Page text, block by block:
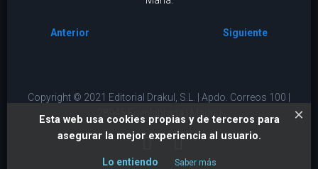
Esta web usa cookies propias y de terceros para
asegurar la mejor experiencia al usuario.
Lo entiendo Saber más
×
Anterior Siguiente
Copyright © 2021 Editorial Drakul, S.L. | Apdo. Correos 100 |
28945 Fuenlabrada | Madrid